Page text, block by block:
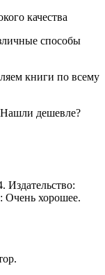
качества
способы
книги по всему
Нашли дешевле?
Издательство:
Очень хорошее.